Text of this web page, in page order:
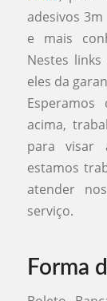
adesivos 3m
e mais
Nestes
eles da
acima,
para visar
estamos
atender
serviço.
Forma